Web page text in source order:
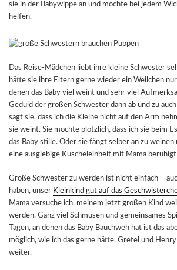
sie in der Babywippe an und möchte bei jedem
helfen.
Das Reise-Mädchen liebt ihre kleine Schwester
hätte sie ihre Eltern gerne wieder ein Weilchen
denen das Baby viel weint und sehr viel
Geduld der großen Schwester dann ab und zu
sagt sie, dass ich die Kleine nicht auf den Arm
sie weint. Sie möchte plötzlich, dass ich sie beim
das Baby stille. Oder sie fängt selber an zu weinen
eine ausgiebige Kuscheleinheit mit Mama
Große Schwester zu werden ist nicht einfach –
haben, unser Kleinkind gut auf das
Mama versuche ich, meinem jetzt großen Kind
werden. Ganz viel Schmusen und gemeinsames
Tagen, an denen das Baby Bauchweh hat ist das
möglich, wie ich das gerne hätte. Gretel und
weiter.